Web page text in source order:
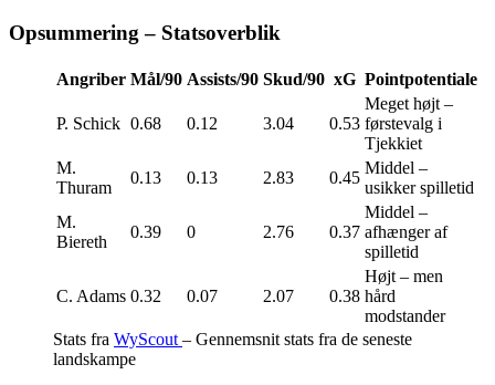
Opsummering – Statsoverblik
Angriber Mål/90 Assists/90 Skud/90 xG Pointpotentiale
P. Schick 0.68 0.12 3.04 0.53
Meget højt –
førstevalg i
Tjekkiet
M.
Thuram
0.13 0.13 2.83 0.45
Middel –
usikker spilletid
M.
Biereth
0.39 0 2.76 0.37
Middel –
afhænger af
spilletid
C. Adams 0.32 0.07 2.07 0.38
Højt – men
hård
modstander
Stats fra WyScout – Gennemsnit stats fra de seneste
landskampe